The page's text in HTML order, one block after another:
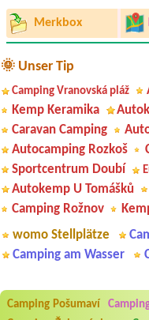
Merkbox
🌞 Unser Tip
Camping Vranovská pláž
Kemp Keramika
Caravan Camping
Autocamping Rozkoš
Sportcentrum Doubí
Autokemp U Tomášků
Camping Rožnov
womo Stellplätze
Camping am Wasser
Camping Pošumaví
Aneta Melicharová***